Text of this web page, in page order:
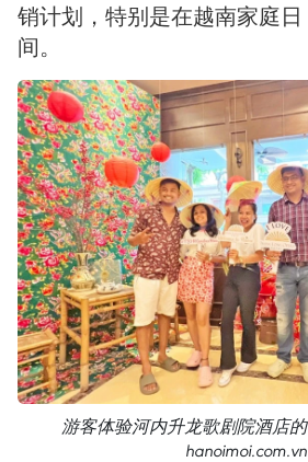
销计划，特别是在越南家庭
间。
游客体验河内升龙歌剧院酒店
hanoimoi.com.vn